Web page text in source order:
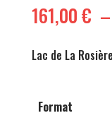
161,00€ –
Lac de La
Format